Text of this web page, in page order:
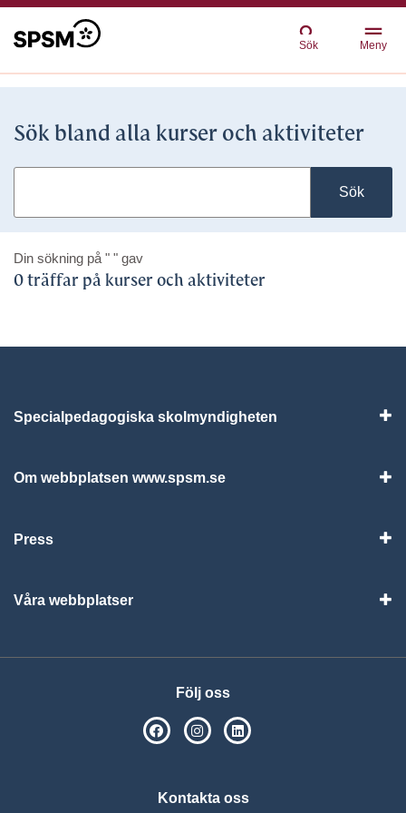
Sök Meny
Sök bland alla kurser och aktiviteter
Sök
Din sökning på " " gav
0 träffar på kurser och aktiviteter
Specialpedagogiska skolmyndigheten
Om webbplatsen www.spsm.se
Press
Våra webbplatser
Följ oss
SPSM på Facebook
SPSM på Instagram
Kontakta oss